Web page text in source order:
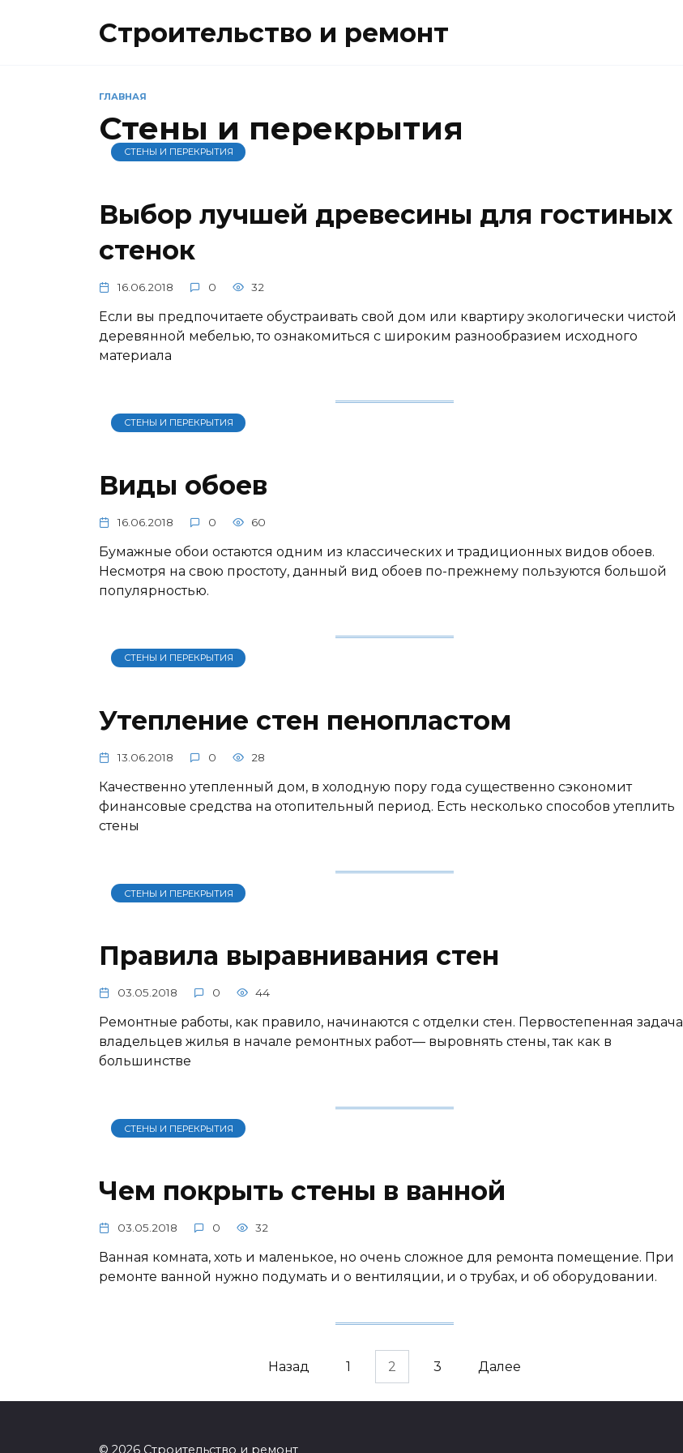
Строительство и ремонт
ГЛАВНАЯ
Стены и перекрытия
СТЕНЫ И ПЕРЕКРЫТИЯ
Выбор лучшей древесины для гостиных
стенок
16.06.2018 0 32
Если вы предпочитаете обустраивать свой дом или квартиру экологически чистой
деревянной мебелью, то ознакомиться с широким разнообразием исходного
материала
СТЕНЫ И ПЕРЕКРЫТИЯ
Виды обоев
16.06.2018 0 60
Бумажные обои остаются одним из классических и традиционных видов обоев.
Несмотря на свою простоту, данный вид обоев по-прежнему пользуются большой
популярностью.
СТЕНЫ И ПЕРЕКРЫТИЯ
Утепление стен пенопластом
13.06.2018 0 28
Качественно утепленный дом, в холодную пору года существенно сэкономит
финансовые средства на отопительный период. Есть несколько способов утеплить
стены
СТЕНЫ И ПЕРЕКРЫТИЯ
Правила выравнивания стен
03.05.2018 0 44
Ремонтные работы, как правило, начинаются с отделки стен. Первостепенная задача
владельцев жилья в начале ремонтных работ— выровнять стены, так как в
большинстве
СТЕНЫ И ПЕРЕКРЫТИЯ
Чем покрыть стены в ванной
03.05.2018 0 32
Ванная комната, хоть и маленькое, но очень сложное для ремонта помещение. При
ремонте ванной нужно подумать и о вентиляции, и о трубах, и об оборудовании.
записям
Назад 1 2 3 Далее
© 2026 Строительство и ремонт